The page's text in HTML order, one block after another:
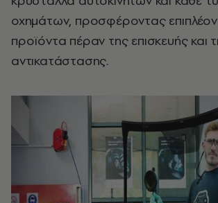
οχημάτων, προσφέροντας επιπλέον
προϊόντα πέραν της επισκευής και
αντικατάστασης.